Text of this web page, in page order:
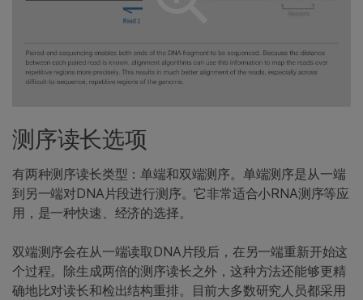
测序读长选项
有两种测序读长类型：单端和双端测序。单端测序是从一端
到另一端对DNA片段进行测序。它非常适合小RNA测序等应
用，是一种快速、经济的选择。
双端测序会在从一端读取DNA片段后，在另一端重新开始这
个过程。除生成两倍的测序读长之外，这种方法还能够更精
确地比对读长和检出结构重排。目前大多数研究人员都采用